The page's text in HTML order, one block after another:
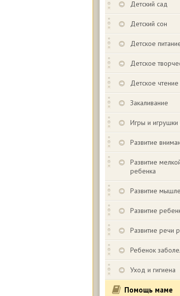
Детский сад
Детский сон
Детское
Детское
Детское чтение
Закаливание
Игры и
Развитие
Развитие
ребенка
Развитие
Развитие
Развитие речи
Ребенок
Уход и гигиена
Помощь маме